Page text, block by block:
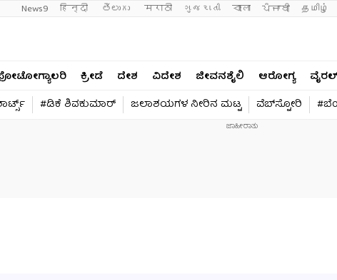
News9 हिन्दी తెలుగు मराठी ગુજરાતી বাংলা ਪੰਜਾਬੀ தமிழ்
ಕ್ರೀಡೆ ದೇಶ ವಿದೇಶ ಜೀವನಶೈಲಿ ಆರೋಗ್ಯ
#ಡಿಕೆ ಶಿವಕುಮಾರ್​ ಜಲಾಶಯಗಳ ನೀರಿನ ಮಟ್ಟ ವೆಬ್​ಸ್ಟೋರಿ